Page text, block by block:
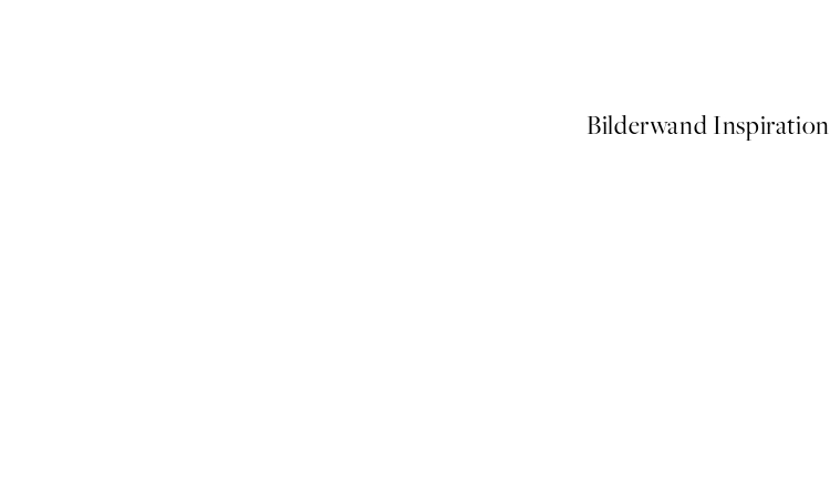
Bilderwand Inspiration